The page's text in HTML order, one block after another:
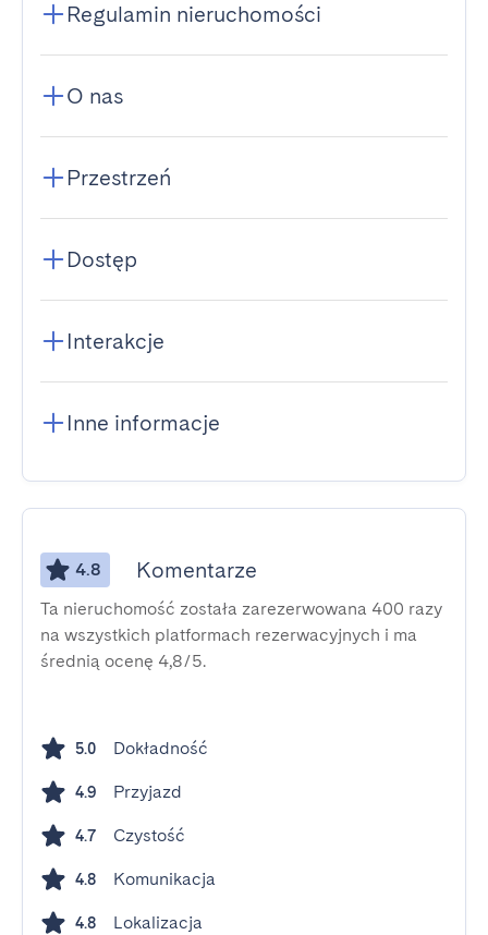
Regulamin nieruchomości
O nas
Przestrzeń
Dostęp
Interakcje
Inne informacje
4.8 Komentarze
Ta nieruchomość została zarezerwowana 400 razy
na wszystkich platformach rezerwacyjnych i ma
średnią ocenę 4,8/5.
5.0 Dokładność
4.9 Przyjazd
4.7 Czystość
4.8 Komunikacja
4.8 Lokalizacja